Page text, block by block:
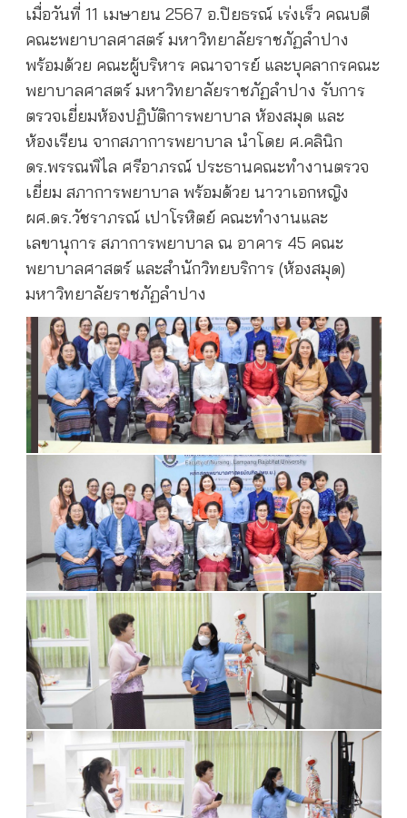
เมื่อวันที่ 11 เมษายน 2567 อ.ปิยธรณ์ เร่งเร็ว คณบดี
คณะพยาบาลศาสตร์ มหาวิทยาลัยราชภัฏลำปาง
พร้อมด้วย คณะผู้บริหาร คณาจารย์ และบุคลากรคณะ
พยาบาลศาสตร์ มหาวิทยาลัยราชภัฏลำปาง รับการ
ตรวจเยี่ยมห้องปฏิบัติการพยาบาล ห้องสมุด และ
ห้องเรียน จากสภาการพยาบาล นำโดย ศ.คลินิก
ดร.พรรณพิไล ศรีอาภรณ์ ประธานคณะทำงานตรวจ
เยี่ยม สภาการพยาบาล พร้อมด้วย นาวาเอกหญิง
ผศ.ดร.วัชราภรณ์ เปาโรหิตย์ คณะทำงานและ
เลขานุการ สภาการพยาบาล ณ อาคาร 45 คณะ
พยาบาลศาสตร์ และสำนักวิทยบริการ (ห้องสมุด)
มหาวิทยาลัยราชภัฏลำปาง